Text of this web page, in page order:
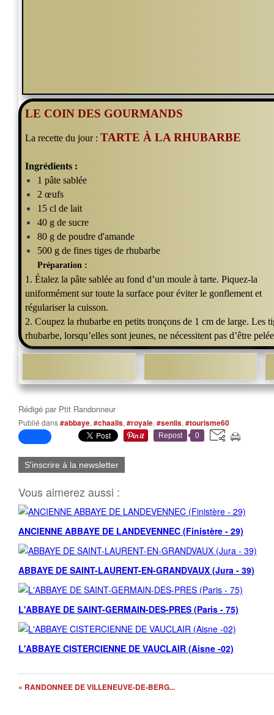
LE COIN DES GOURMANDS
La recette du jour :TARTE À LA RHUBARBE
Ingrédients :
1 pâte sablée
2 œufs
15 cl de lait
40 g de sucre
80 g de poudre d'amande
500 g de fines tiges de rhubarbe
Préparation :
1. Étalez la pâte sablée au fond d’un moule à tarte. Piquez-la
uniformément sur toute la surface pour éviter le gonflement et
régulariser la cuisson.
2. Coupez la rhubarbe en petits tronçons de 1 cm de large. Les
rhubarbe, lorsqu’elles sont jeunes, ne nécessitent pas d’être
Rédigé par Ptit Randonneur
Publié dans#abbaye,#chaalis,#royale,#senlis,#tourisme60
Repost 0
S'inscrire à la newsletter
Vous aimerez aussi :
ANCIENNE ABBAYE DE LANDEVENNEC (Finistère - 29)
ABBAYE DE SAINT-LAURENT-EN-GRANDVAUX (Jura - 39)
L'ABBAYE DE SAINT-GERMAIN-DES-PRES (Paris - 75)
L'ABBAYE CISTERCIENNE DE VAUCLAIR (Aisne -02)
« RANDONNEE DE VILLENEUVE-DE-BERG...